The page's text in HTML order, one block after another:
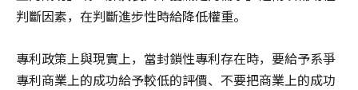
判斷因素，在判斷進步性時給降低權重。
專利政策上與現實上，當封鎖性專利存在時，要給予系爭
專利商業上的成功給予較低的評價、不要把商業上的成功